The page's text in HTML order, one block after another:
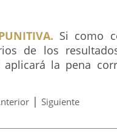
Si como
de los
la pena
| Siguiente